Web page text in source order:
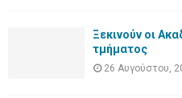
Ξεκινούν οι
τμήματος
26 Αυγούστου,